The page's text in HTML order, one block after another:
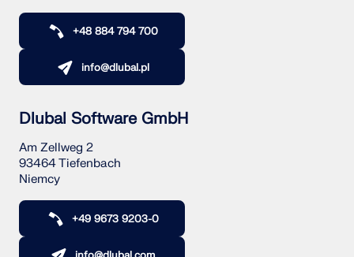
+48 884 794 700
info@dlubal.pl
Dlubal Software GmbH
Am Zellweg 2
93464 Tiefenbach
Niemcy
+49 9673 9203-0